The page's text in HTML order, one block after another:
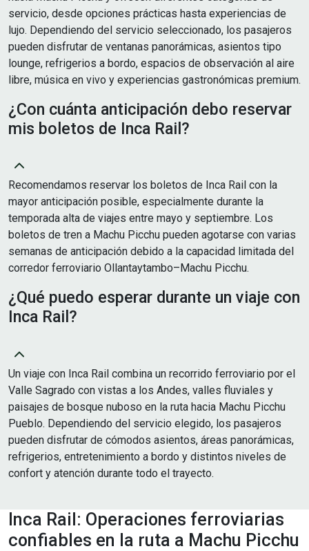
servicio, desde opciones prácticas hasta experiencias de
lujo. Dependiendo del servicio seleccionado, los pasajeros
pueden disfrutar de ventanas panorámicas, asientos tipo
lounge, refrigerios a bordo, espacios de observación al aire
libre, música en vivo y experiencias gastronómicas premium.
¿Con cuánta anticipación debo reservar
mis boletos de Inca Rail?
Recomendamos reservar los boletos de Inca Rail con la
mayor anticipación posible, especialmente durante la
temporada alta de viajes entre mayo y septiembre. Los
boletos de tren a Machu Picchu pueden agotarse con varias
semanas de anticipación debido a la capacidad limitada del
corredor ferroviario Ollantaytambo–Machu Picchu.
¿Qué puedo esperar durante un viaje con
Inca Rail?
Un viaje con Inca Rail combina un recorrido ferroviario por el
Valle Sagrado con vistas a los Andes, valles fluviales y
paisajes de bosque nuboso en la ruta hacia Machu Picchu
Pueblo. Dependiendo del servicio elegido, los pasajeros
pueden disfrutar de cómodos asientos, áreas panorámicas,
refrigerios, entretenimiento a bordo y distintos niveles de
confort y atención durante todo el trayecto.
Inca Rail: Operaciones ferroviarias
confiables en la ruta a Machu Picchu